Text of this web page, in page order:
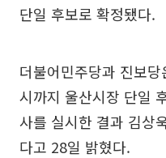
단일 후보로 확정됐다.
더불어민주당과 진보
시까지 울산시장 단일
사를 실시한 결과 김상
다고 28일 밝혔다.